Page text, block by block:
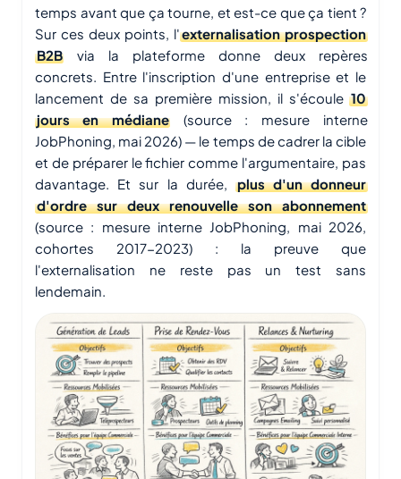
temps avant que ça tourne, et est-ce que ça tient ?
Sur ces deux points, l'externalisation prospection
B2B via la plateforme donne deux repères
concrets. Entre l'inscription d'une entreprise et le
lancement de sa première mission, il s'écoule10
jours en médiane (source : mesure interne
JobPhoning, mai 2026) — le temps de cadrer la cible
et de préparer le fichier comme l'argumentaire, pas
davantage. Et sur la durée,plus d'un donneur
d'ordre sur deux renouvelle son abonnement
(source : mesure interne JobPhoning, mai 2026,
cohortes 2017-2023) : la preuve que
l'externalisation ne reste pas un test sans
lendemain.